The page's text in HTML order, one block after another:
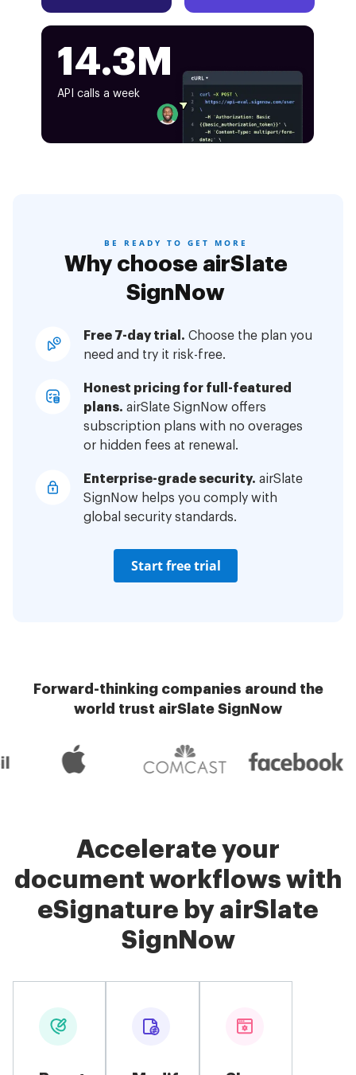
14.3M
API calls a week
BE READY TO GET MORE
Why choose airSlate
SignNow
Free 7-day trial. Choose the plan you
need and try it risk-free.
Honest pricing for full-featured
plans. airSlate SignNow offers
subscription plans with no overages
or hidden fees at renewal.
Enterprise-grade security. airSlate
SignNow helps you comply with
global security standards.
Start free trial
Forward-thinking companies around the
world trust airSlate SignNow
Accelerate your
document workflows with
eSignature by airSlate
SignNow